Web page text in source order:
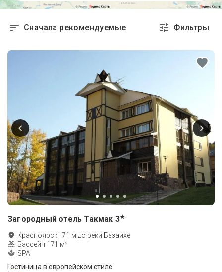
Сначала рекомендуемые Фильтры
Загородный отель Такмак 3★
Красноярск ·71 м до реки Базаихе
Бассейн 171 м²
SPA
Гостиница в европейском стиле